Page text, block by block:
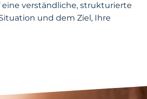
verständliche, strukturierte
und dem Ziel, Ihre